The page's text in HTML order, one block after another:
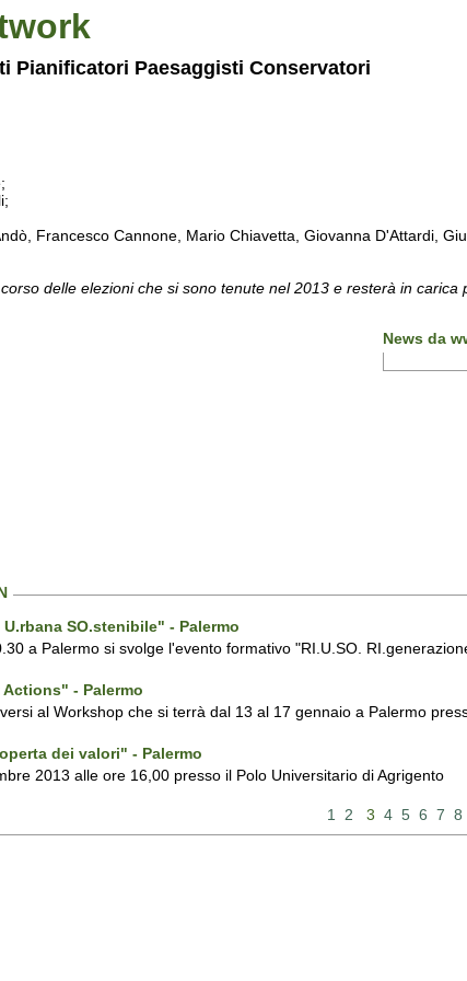
Pianificatori Paesaggisti Conservatori
Francesco Cannone, Mario Chiavetta, Giovanna D'Attardi,
delle elezioni che si sono tenute nel 2013 e resterà in carica
News da
SO.stenibile" - Palermo
a Palermo si svolge l'evento formativo "RI.U.SO.
- Palermo
al Workshop che si terrà dal 13 al 17 gennaio a Palermo
dei valori" - Palermo
2013 alle ore 16,00 presso il Polo Universitario di Agrigento
1 2 3 4 5 6 7 8